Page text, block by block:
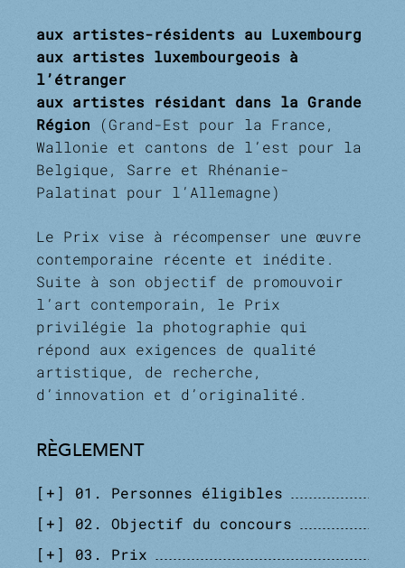
aux artistes-résidents au Luxembourg
aux artistes luxembourgeois à
l’étranger
aux artistes résidant dans la Grande
Région (Grand-Est pour la France,
Wallonie et cantons de l’est pour la
Belgique, Sarre et Rhénanie-
Palatinat pour l’Allemagne)
Le Prix vise à récompenser une œuvre
contemporaine récente et inédite.
Suite à son objectif de promouvoir
l’art contemporain, le Prix
privilégie la photographie qui
répond aux exigences de qualité
artistique, de recherche,
d’innovation et d’originalité.
RÈGLEMENT
+
01. Personnes éligibles
+
02. Objectif du concours
+
03. Prix